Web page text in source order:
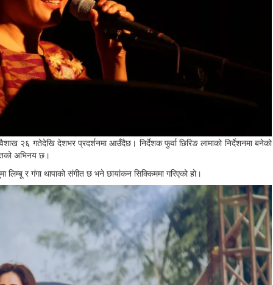
२६ गतेदेखि देशभर प्रदर्शनमा आउँदैछ। निर्देशक फुर्वा छिरिङ लामाको निर्देशनमा बनेको
अभिनय छ।
लिम्बू र गंगा थापाको संगीत छ भने छायांकन सिक्किममा गरिएको हो।